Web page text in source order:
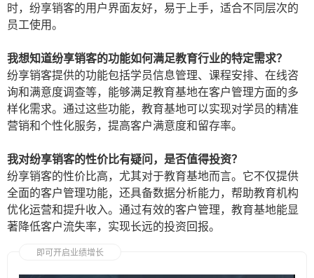
时，纷享销客的用户界面友好，易于上手，适合不同层次的
员工使用。
我想知道纷享销客的功能如何满足教育行业的特定需求？
纷享销客提供的功能包括学员信息管理、课程安排、在线咨
询和满意度调查等，能够满足教育基地在客户管理方面的多
样化需求。通过这些功能，教育基地可以实现对学员的精准
营销和个性化服务，提高客户满意度和留存率。
我对纷享销客的性价比有疑问，是否值得投资？
纷享销客的性价比高，尤其对于教育基地而言。它不仅提供
全面的客户管理功能，还具备数据分析能力，帮助教育机构
优化运营和提升收入。通过有效的客户管理，教育基地能显
著降低客户流失率，实现长远的投资回报。
即可开启业绩增长